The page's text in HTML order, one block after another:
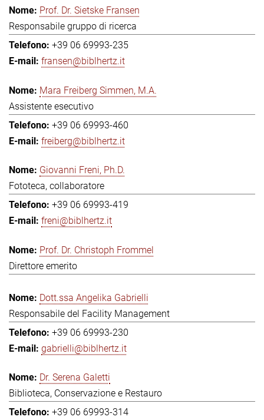
Prof. Dr. Sietske Fransen
Responsabile gruppo di ricerca
+39 06 69993-235
fransen@biblhertz.it
Mara Freiberg Simmen, M.A.
Assistente esecutivo
+39 06 69993-460
freiberg@biblhertz.it
Giovanni Freni, Ph.D.
Fototeca, collaboratore
+39 06 69993-419
freni@biblhertz.it
Prof. Dr. Christoph Frommel
Direttore emerito
Dott.ssa Angelika Gabrielli
Responsabile del Facility Management
+39 06 69993-230
gabrielli@biblhertz.it
Dr. Serena Galetti
Biblioteca, Conservazione e Restauro
+39 06 69993-314